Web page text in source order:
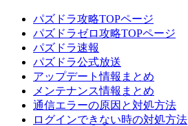
パズドラ攻略TOPページ
パズドラゼロ攻略TOPページ
パズドラ速報
パズドラ公式放送
アップデート情報まとめ
メンテナンス情報まとめ
通信エラーの原因と対処方法
ログインできない時の対処方法